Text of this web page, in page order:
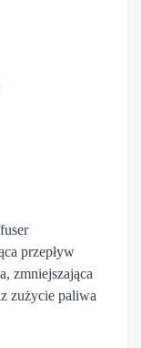
przepływ
zmniejszająca
zużycie paliwa